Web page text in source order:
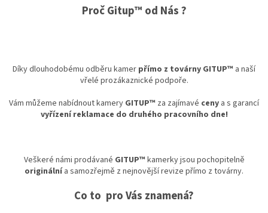
l
í
p
r
v
k
y
p
i
s
u
Proč Gitup™ od Nás ?
Díky dlouhodobému odběru kamer přímo z továrny GITUP™ a naší
vřelé prozákaznické podpoře.
Vám můžeme nabídnout kamery GITUP™ za zajímavé ceny a s garancí
vyřízení reklamace do druhého pracovního dne!
Veškeré námi prodávané GITUP™ kamerky jsou pochopitelně
originálnía samozřejmě z nejnovější revize přímo z továrny.
Co to pro Vás znamená?